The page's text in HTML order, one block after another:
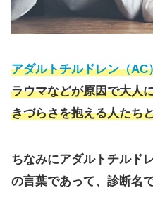
アダルトチルドレン（AC
ラウマなどが原因で大人
きづらさを抱える人たち
ちなみにアダルトチルド
の言葉であって、診断名